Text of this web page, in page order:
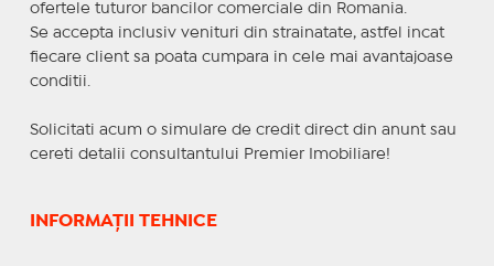
ofertele tuturor bancilor comerciale din Romania.
Se accepta inclusiv venituri din strainatate, astfel incat
fiecare client sa poata cumpara in cele mai avantajoase
conditii.
Solicitati acum o simulare de credit direct din anunt sau
cereti detalii consultantului Premier Imobiliare!
INFORMAȚII TEHNICE